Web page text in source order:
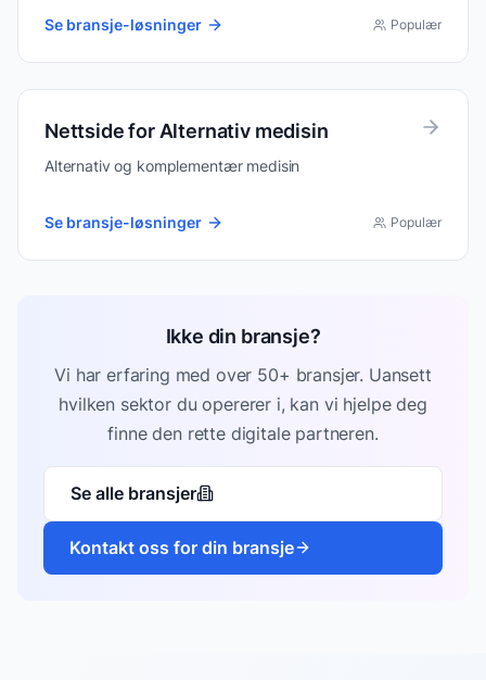
Se bransje-løsninger Populær
Nettside for Alternativ medisin
Alternativ og komplementær medisin
Se bransje-løsninger Populær
Ikke din bransje?
Vi har erfaring med over 50+ bransjer. Uansett
hvilken sektor du opererer i, kan vi hjelpe deg
finne den rette digitale partneren.
Se alle bransjer
Kontakt oss for din bransje